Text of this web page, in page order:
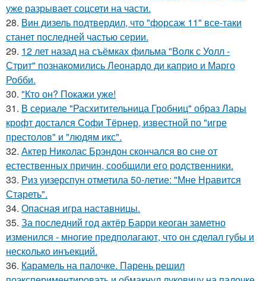
уже разрывает соцсети на части.
28. Вин дизель подтвердил, что "форсаж 11" все-таки
станет последней частью серии.
29. 12 лет назад на съёмках фильма "Волк с Уолл -
Стрит" познакомились Леонардо ди каприо и Марго
Робби.
30. "Кто он? Покажи уже!
31. В сериале "Расхитительница Гробниц" образ Лары
крофт достался Софи Тёрнер, известной по "игре
престолов" и "людям икс".
32. Актер Николас Брэндон скончался во сне от
естественных причин, сообщили его родственники.
33. Риз уизерспун отметила 50-летие: "Мне Нравится
Стареть".
34. Опасная игра наставницы.
35. За последний год актёр Барри кеоган заметно
изменился - многие предполагают, что он сделал губы и
несколько инъекций.
36. Карамель на палочке. Парень решил